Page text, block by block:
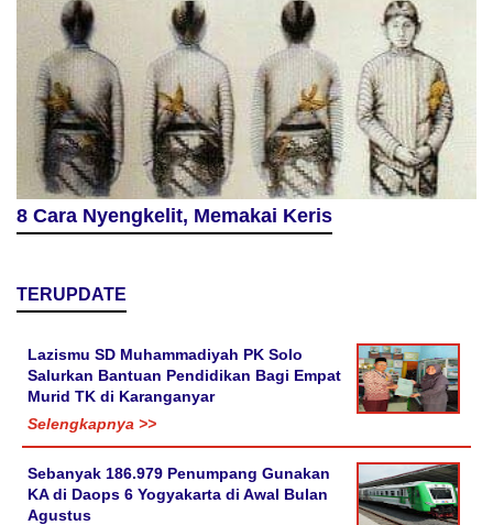
8 Cara Nyengkelit, Memakai Keris
TERUPDATE
Lazismu SD Muhammadiyah PK Solo
Salurkan Bantuan Pendidikan Bagi Empat
Murid TK di Karanganyar
Selengkapnya >>
Sebanyak 186.979 Penumpang Gunakan
KA di Daops 6 Yogyakarta di Awal Bulan
Agustus